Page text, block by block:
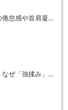
エアコン冷えに注意！全身の倦怠感や首肩凝りを解消する方法
【大手出身の整体師が解説】なぜ「強揉み」は体に良くないのか？